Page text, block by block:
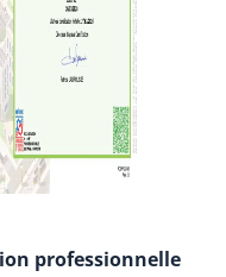
professionnelle